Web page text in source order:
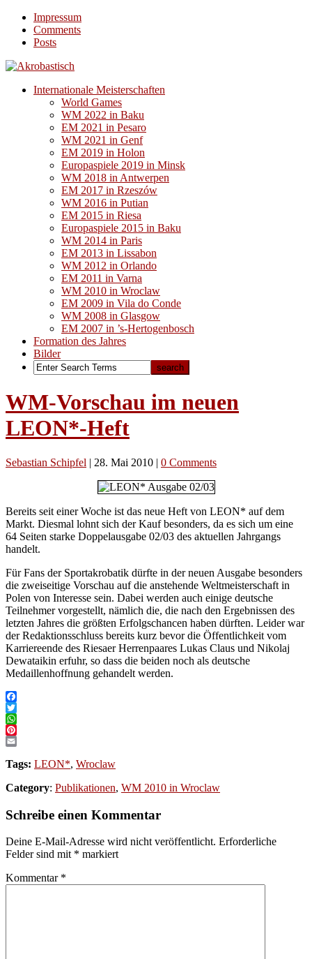
Impressum
Comments
Posts
Internationale Meisterschaften
World Games
WM 2022 in Baku
EM 2021 in Pesaro
WM 2021 in Genf
EM 2019 in Holon
Europaspiele 2019 in Minsk
WM 2018 in Antwerpen
EM 2017 in Rzeszów
WM 2016 in Putian
EM 2015 in Riesa
Europaspiele 2015 in Baku
WM 2014 in Paris
EM 2013 in Lissabon
WM 2012 in Orlando
EM 2011 in Varna
WM 2010 in Wroclaw
EM 2009 in Vila do Conde
WM 2008 in Glasgow
EM 2007 in ’s-Hertogenbosch
Formation des Jahres
Bilder
WM-Vorschau im neuen
LEON*-Heft
Sebastian Schipfel | 28. Mai 2010 | 0 Comments
Bereits seit einer Woche ist das neue Heft von LEON* auf dem
Markt. Diesmal lohnt sich der Kauf besonders, da es sich um eine
64 Seiten starke Doppelausgabe 02/03 des aktuellen Jahrgangs
handelt.
Für Fans der Sportakrobatik dürfte in der neuen Ausgabe besonders
die zweiseitige Vorschau auf die anstehende Weltmeisterschaft in
Polen von Interesse sein. Dabei werden auch einige deutsche
Teilnehmer vorgestellt, nämlich die, die nach den Ergebnissen des
letzten Jahres die größten Erfolgschancen haben dürften. Leider war
der Redaktionsschluss bereits kurz bevor die Öffentlichkeit vom
Karriereende des Riesaer Herrenpaares Lukas Claus und Nikolaj
Dewataikin erfuhr, so dass die beiden noch als deutsche
Medaillenhoffnung gehandelt werden.
Facebook
Twitter
WhatsApp
Pinterest
Tags: LEON*, Wroclaw
Category: Publikationen, WM 2010 in Wroclaw
Schreibe einen Kommentar
Deine E-Mail-Adresse wird nicht veröffentlicht. Erforderliche
Felder sind mit * markiert
Kommentar *